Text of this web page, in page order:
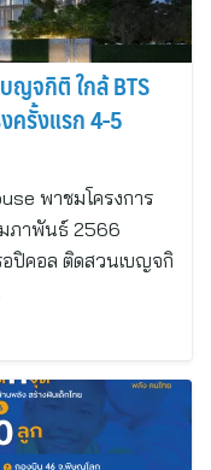
ญจกิติ ใกล้ BTS
ครั้งแรก 4-5
พาชมโครงการ
ภาพันธ์ 2566
อปิคอล ติดสวนเบญจกิ